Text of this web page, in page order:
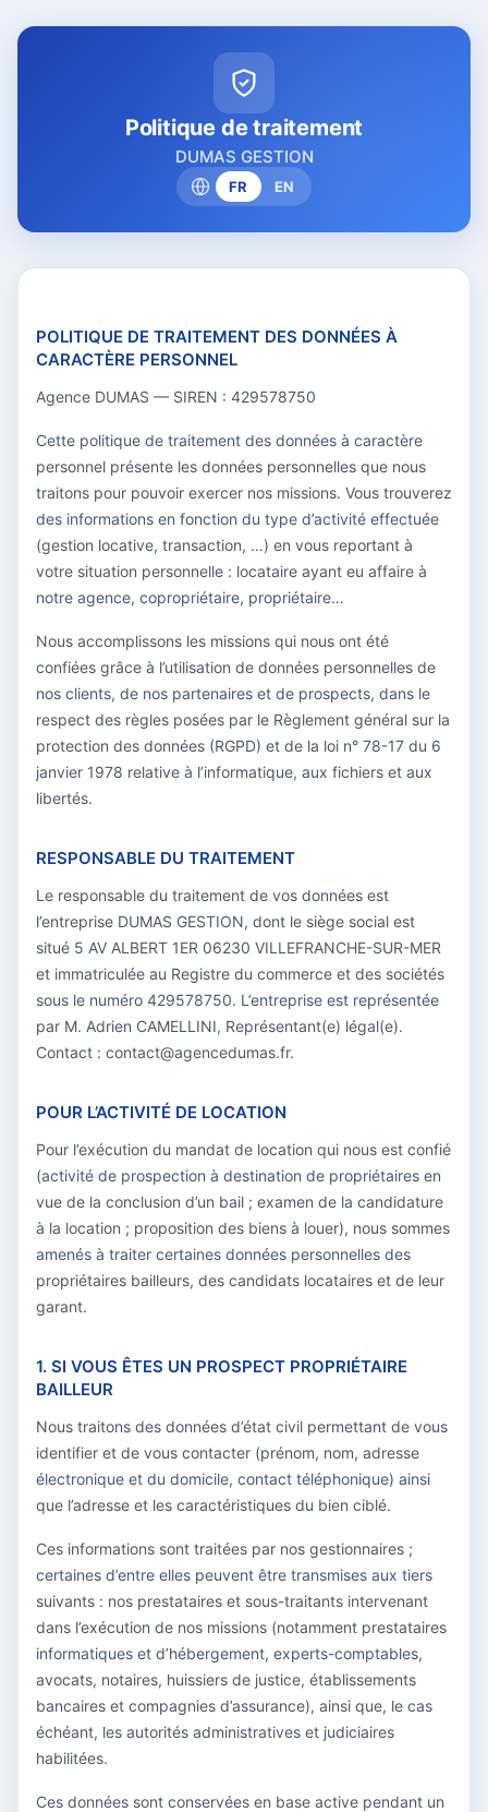
Politique de traitement
DUMAS GESTION
FR EN
POLITIQUE DE TRAITEMENT DES DONNÉES À
CARACTÈRE PERSONNEL
Agence DUMAS — SIREN : 429578750
Cette politique de traitement des données à caractère
personnel présente les données personnelles que nous
traitons pour pouvoir exercer nos missions. Vous trouverez
des informations en fonction du type d’activité effectuée
(gestion locative, transaction, …) en vous reportant à
votre situation personnelle : locataire ayant eu affaire à
notre agence, copropriétaire, propriétaire…
Nous accomplissons les missions qui nous ont été
confiées grâce à l’utilisation de données personnelles de
nos clients, de nos partenaires et de prospects, dans le
respect des règles posées par le Règlement général sur la
protection des données (RGPD) et de la loi n° 78-17 du 6
janvier 1978 relative à l’informatique, aux fichiers et aux
libertés.
RESPONSABLE DU TRAITEMENT
Le responsable du traitement de vos données est
l’entreprise DUMAS GESTION, dont le siège social est
situé 5 AV ALBERT 1ER 06230 VILLEFRANCHE-SUR-MER
et immatriculée au Registre du commerce et des sociétés
sous le numéro 429578750. L’entreprise est représentée
par M. Adrien CAMELLINI, Représentant(e) légal(e).
Contact : contact@agencedumas.fr.
POUR L’ACTIVITÉ DE LOCATION
Pour l’exécution du mandat de location qui nous est confié
(activité de prospection à destination de propriétaires en
vue de la conclusion d’un bail ; examen de la candidature
à la location ; proposition des biens à louer), nous sommes
amenés à traiter certaines données personnelles des
propriétaires bailleurs, des candidats locataires et de leur
garant.
1. SI VOUS ÊTES UN PROSPECT PROPRIÉTAIRE
BAILLEUR
Nous traitons des données d’état civil permettant de vous
identifier et de vous contacter (prénom, nom, adresse
électronique et du domicile, contact téléphonique) ainsi
que l’adresse et les caractéristiques du bien ciblé.
Ces informations sont traitées par nos gestionnaires ;
certaines d’entre elles peuvent être transmises aux tiers
suivants : nos prestataires et sous-traitants intervenant
dans l’exécution de nos missions (notamment prestataires
informatiques et d’hébergement, experts-comptables,
avocats, notaires, huissiers de justice, établissements
bancaires et compagnies d’assurance), ainsi que, le cas
échéant, les autorités administratives et judiciaires
habilitées.
Ces données sont conservées en base active pendant un